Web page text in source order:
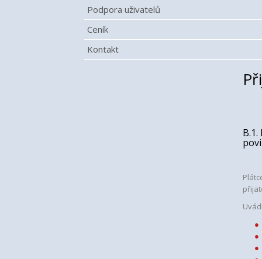
Podpora uživatelů
Ceník
Kontakt